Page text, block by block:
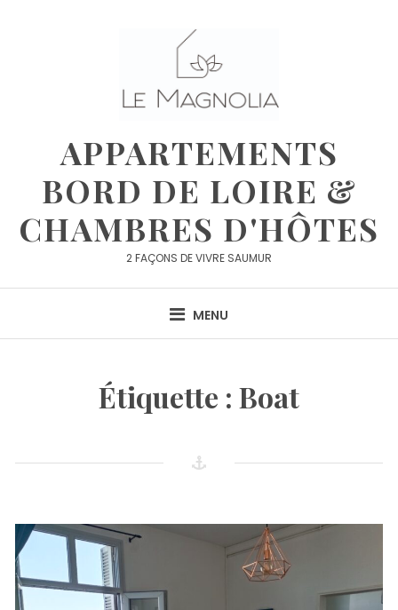
APPARTEMENTS
BORD DE LOIRE &
CHAMBRES D'HÔTES
2 FAÇONS DE VIVRE SAUMUR
MENU
Étiquette : Boat